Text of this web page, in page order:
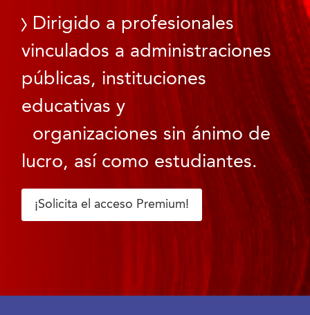
Dirigido a profesionales
vinculados a administraciones
públicas, instituciones
educativas y
organizaciones sin ánimo de
lucro, así como estudiantes.
¡Solicita el acceso Premium!